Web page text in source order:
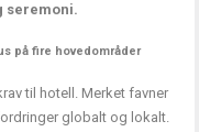
seremoni.
på fire hovedområder
til hotell. Merket favner
globalt og lokalt.